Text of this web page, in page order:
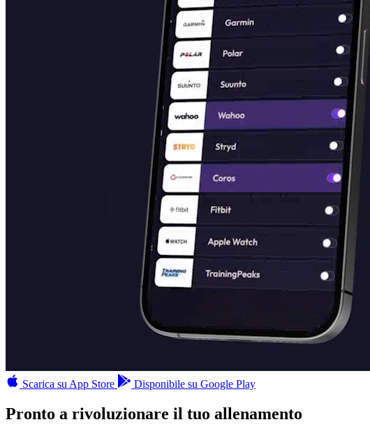
Scarica su App Store Disponibile su Google Play
Pronto a rivoluzionare il tuo allenamento